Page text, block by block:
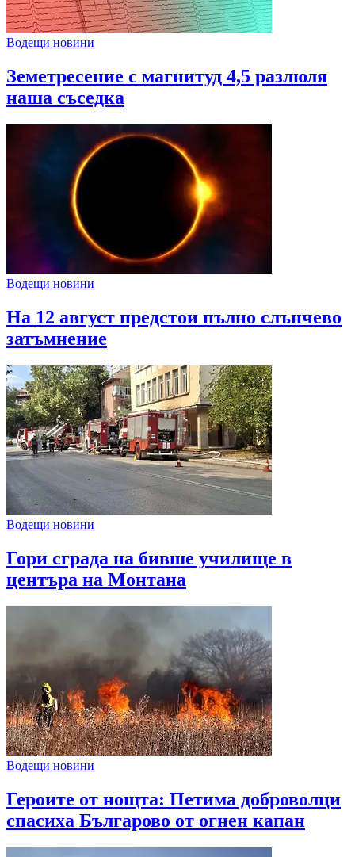
Водещи новини
Земетресение с магнитуд 4,5 разлюля
наша съседка
Водещи новини
На 12 август предстои пълно слънчево
затъмнение
Водещи новини
Гори сграда на бивше училище в
центъра на Монтана
Водещи новини
Героите от нощта: Петима доброволци
спасиха Българово от огнен капан